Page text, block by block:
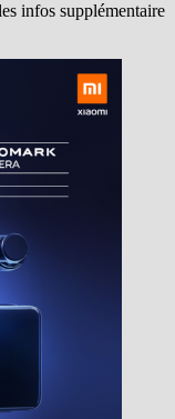
infos supplémentaire